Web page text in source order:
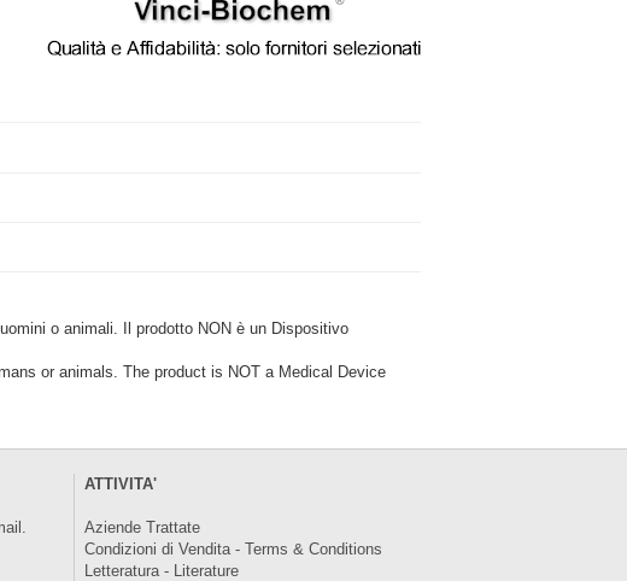
o animali. Il prodotto NON è un Dispositivo
or animals. The product is NOT a Medical Device
ATTIVITA'
Aziende Trattate
Condizioni di Vendita - Terms & Conditions
Letteratura - Literature